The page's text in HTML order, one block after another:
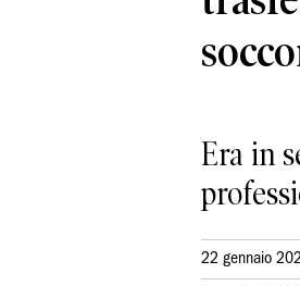
Era in
22 gennaio